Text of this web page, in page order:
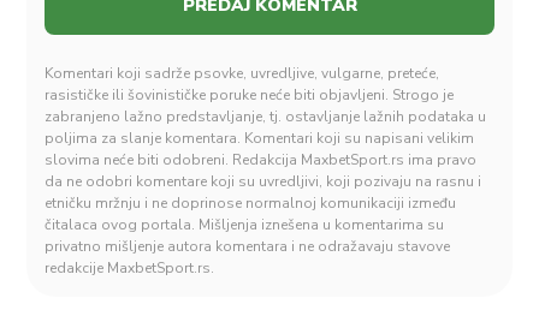
Komentari koji sadrže psovke, uvredljive, vulgarne, preteće,
rasističke ili šovinističke poruke neće biti objavljeni. Strogo je
zabranjeno lažno predstavljanje, tj. ostavljanje lažnih podataka u
poljima za slanje komentara. Komentari koji su napisani velikim
slovima neće biti odobreni. Redakcija MaxbetSport.rs ima pravo
da ne odobri komentare koji su uvredljivi, koji pozivaju na rasnu i
etničku mržnju i ne doprinose normalnoj komunikaciji između
čitalaca ovog portala. Mišljenja iznešena u komentarima su
privatno mišljenje autora komentara i ne odražavaju stavove
redakcije MaxbetSport.rs.